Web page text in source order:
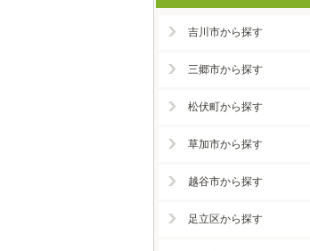
吉川市から探す
三郷市から探す
松伏町から探す
草加市から探す
越谷市から探す
足立区から探す